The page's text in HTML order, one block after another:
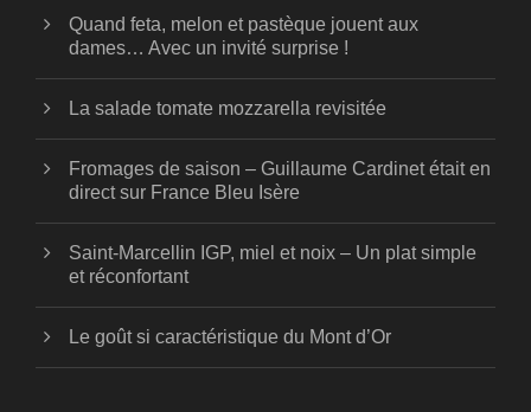
Quand feta, melon et pastèque jouent aux
dames… Avec un invité surprise !
La salade tomate mozzarella revisitée
Fromages de saison – Guillaume Cardinet était en
direct sur France Bleu Isère
Saint-Marcellin IGP, miel et noix – Un plat simple
et réconfortant
Le goût si caractéristique du Mont d’Or